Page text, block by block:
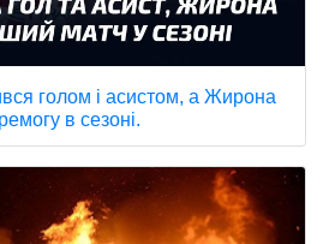
голом і асистом, а Жирона
в сезоні.